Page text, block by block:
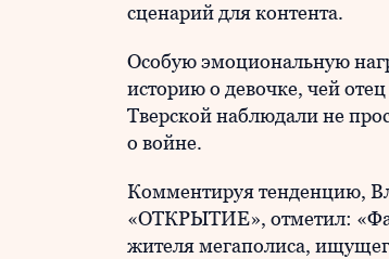
сценарий для контента.
Особую эмоциональную
историю о девочке, чей
Тверской наблюдали не
о войне.
Комментируя тенденцию,
«ОТКРЫТИЕ», отметил:
жителя мегаполиса,